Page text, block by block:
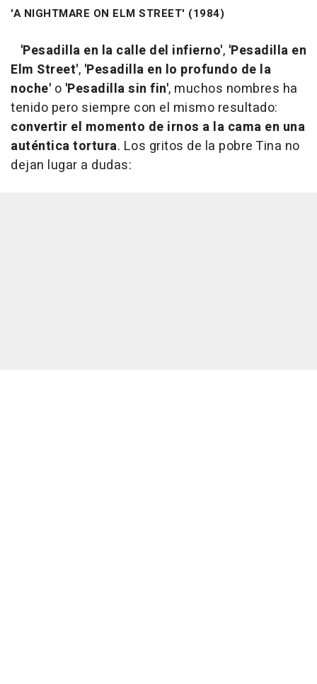
'A NIGHTMARE ON ELM STREET' (1984)
'Pesadilla en la calle del infierno', 'Pesadilla en
Elm Street', 'Pesadilla en lo profundo de la
noche' o 'Pesadilla sin fin', muchos nombres ha
tenido pero siempre con el mismo resultado:
convertir el momento de irnos a la cama en una
auténtica tortura. Los gritos de la pobre Tina no
dejan lugar a dudas: